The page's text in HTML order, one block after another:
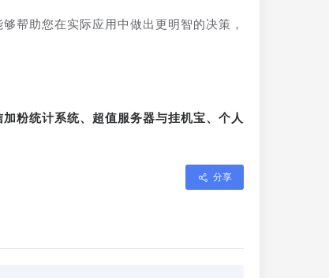
帮助您在实际应用中做出更明智的决策，
粉统计系统、超值服务器与挂机宝、个人
分享